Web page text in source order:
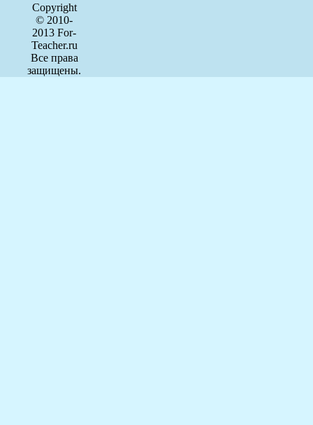
Copyright
© 2010-
2013 For-
Teacher.ru
Все права
защищены.